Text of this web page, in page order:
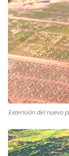
Extensión del nuevo